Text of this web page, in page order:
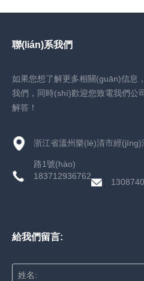
聯(lián)系我們
如果您想了解更多相關(guān)信息
我們，同時(shí)歡迎您致電我們
解答！
浙江省溫州樂(lè)清市經
路1號(hào)
183712936762
給我們留言:
姓名: